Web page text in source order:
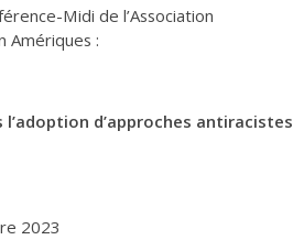
Midi de l’Association
Amériques :
l’adoption d’approches antiracistes
2023